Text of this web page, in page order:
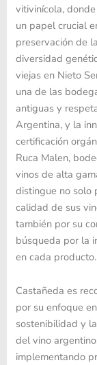
vitivinícola,
un papel crucial
preservación de la
diversidad
viejas en Nieto
una de las
antiguas y
Argentina, y la
certificación
Ruca Malen,
vinos de alta
distingue no solo
calidad de sus
también por su
búsqueda por la
en cada producto.
Castañeda es
por su enfoque
sostenibilidad y
del vino
implementando